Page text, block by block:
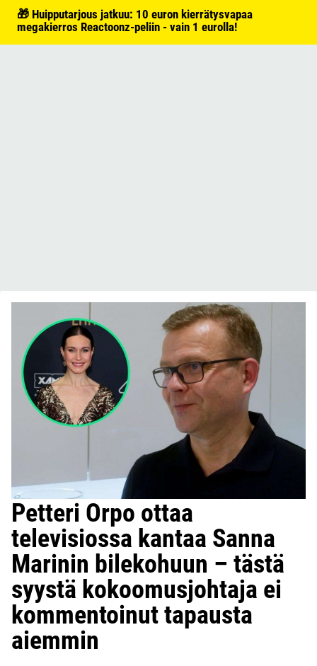
🎁 Huipputarjous jatkuu: 10 euron kierrätysvapaa
megakierros Reactoonz-peliin - vain 1 eurolla!
Petteri Orpo ottaa
televisiossa kantaa Sanna
Marinin bilekohuun – tästä
syystä kokoomusjohtaja ei
kommentoinut tapausta
aiemmin